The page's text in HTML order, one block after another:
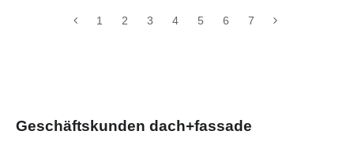
1 2 3 4 5 6 7
Geschäftskunden dach+fassade